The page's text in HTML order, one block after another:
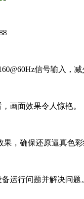
信号输入，
画面效果令人惊艳。
，确保还原逼真色彩
运行问题并解决问题